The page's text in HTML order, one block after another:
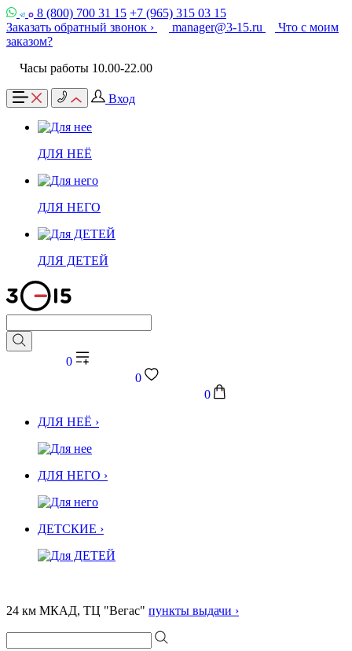
8 (800) 700 31 15 +7 (965) 315 03 15
Заказать обратный звонок ›
manager@3-15.ru
Что с моим
заказом?
Часы работы 10.00-22.00
Вход
ДЛЯ НЕЁ
ДЛЯ НЕГО
ДЛЯ ДЕТЕЙ
0
0
0
ДЛЯ НЕЁ ›
ДЛЯ НЕГО ›
ДЕТСКИЕ ›
24 км МКАД, ТЦ "Вегас" пункты выдачи ›